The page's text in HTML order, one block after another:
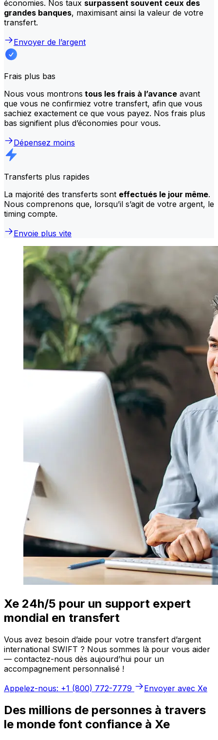
économies. Nos taux surpassent souvent ceux des
grandes banques, maximisant ainsi la valeur de votre
transfert.
Envoyer de l’argent
Frais plus bas
Nous vous montrons tous les frais à l’avance avant
que vous ne confirmiez votre transfert, afin que vous
sachiez exactement ce que vous payez. Nos frais plus
bas signifient plus d’économies pour vous.
Dépensez moins
Transferts plus rapides
La majorité des transferts sont effectués le jour même.
Nous comprenons que, lorsqu’il s’agit de votre argent, le
timing compte.
Envoie plus vite
Xe 24h/5 pour un support expert
mondial en transfert
Vous avez besoin d’aide pour votre transfert d’argent
international SWIFT ? Nous sommes là pour vous aider
— contactez-nous dès aujourd’hui pour un
accompagnement personnalisé !
Appelez-nous: +1 (800) 772-7779
Envoyer avec Xe
Des millions de personnes à travers
le monde font confiance à Xe